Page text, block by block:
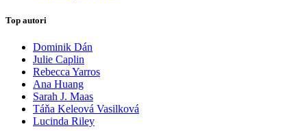
Top autori
Dominik Dán
Julie Caplin
Rebecca Yarros
Ana Huang
Sarah J. Maas
Táňa Keleová Vasilková
Lucinda Riley